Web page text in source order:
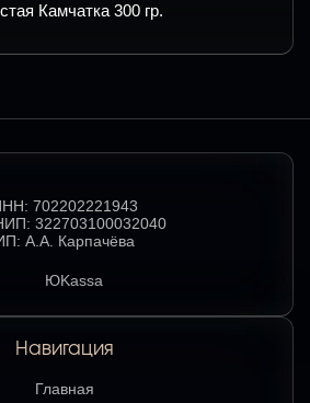
Камчатка 300 гр.
702202221943
322703100032040
А.А. Карпачёва
Навигация
Главная